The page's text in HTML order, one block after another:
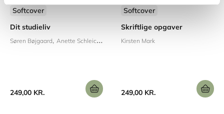
Softcover
Dit studieliv
Søren Bøjgaard Anette Schleicher
249,00 KR.
Softcover
Skriftlige opgaver
Kirsten Mark
249,00 KR.